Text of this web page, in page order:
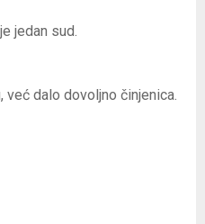
jedan sud.
već dalo dovoljno činjenica.